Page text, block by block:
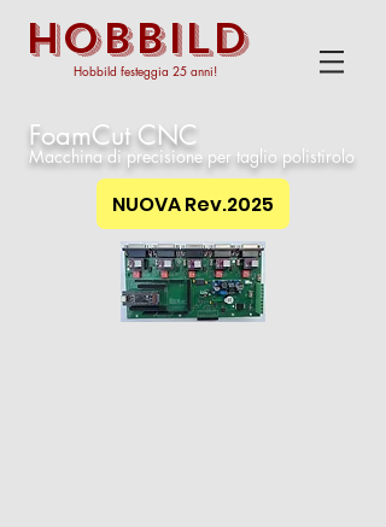
HOBBILD
Hobbild festeggia 25 anni!
FoamCut CNC
Macchina di precisione per taglio polistirolo
NUOVA Rev.2025